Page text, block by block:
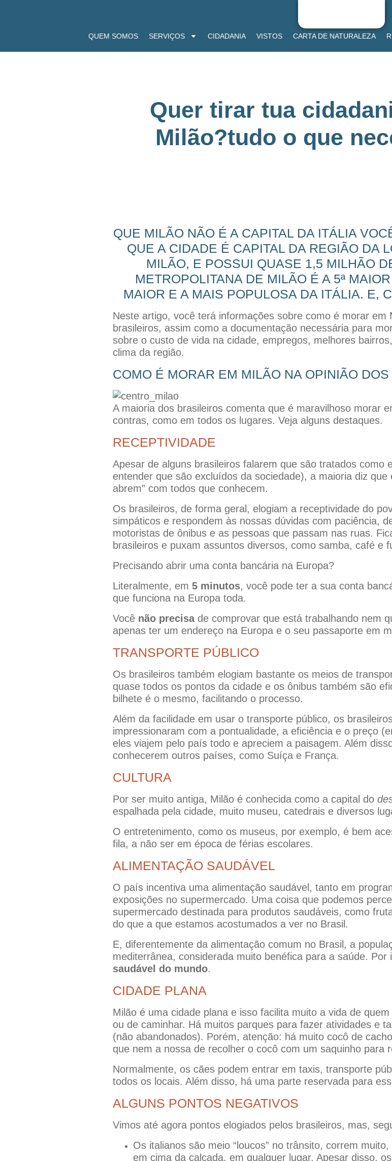
QUEM SOMOS SERVIÇOS CIDADANIA VISTOS CARTA DE NATURALEZA
Quer tirar tua
Milão?tudo o que
QUE MILÃO NÃO É A CAPITAL DA ITÁLIA
QUE A CIDADE É CAPITAL DA REGIÃO DA
MILÃO, E POSSUI QUASE 1,5 MILHÃO
METROPOLITANA DE MILÃO É A 5ª
MAIOR E A MAIS POPULOSA DA ITÁLIA. E,
Neste artigo, você terá informações sobre como é morar em
brasileiros, assim como a documentação necessária para
sobre o custo de vida na cidade, empregos, melhores
clima da região.
COMO É MORAR EM MILÃO NA OPINIÃO
A maioria dos brasileiros comenta que é maravilhoso morar
contras, como em todos os lugares. Veja alguns destaques.
RECEPTIVIDADE
Apesar de alguns brasileiros falarem que são tratados como
entender que são excluídos da sociedade), a maioria diz
abrem” com todos que conhecem.
Os brasileiros, de forma geral, elogiam a receptividade do
simpáticos e respondem às nossas dúvidas com paciência,
motoristas de ônibus e as pessoas que passam nas ruas.
brasileiros e puxam assuntos diversos, como samba, café e
Precisando abrir uma conta bancária na Europa?
Literalmente, em 5 minutos, você pode ter a sua conta
que funciona na Europa toda.
Você não precisade comprovar que está trabalhando nem
apenas ter um endereço na Europa e o seu passaporte em
TRANSPORTE PÚBLICO
Os brasileiros também elogiam bastante os meios de
quase todos os pontos da cidade e os ônibus também são
bilhete é o mesmo, facilitando o processo.
Além da facilidade em usar o transporte público, os
impressionaram com a pontualidade, a eficiência e o preço
eles viajem pelo país todo e apreciem a paisagem. Além
conhecerem outros países, como Suíça e França.
CULTURA
Por ser muito antiga, Milão é conhecida como a capital do
espalhada pela cidade, muito museu, catedrais e diversos
O entretenimento, como os museus, por exemplo, é bem
fila, a não ser em época de férias escolares.
ALIMENTAÇÃO SAUDÁVEL
O país incentiva uma alimentação saudável, tanto em
exposições no supermercado. Uma coisa que podemos
supermercado destinada para produtos saudáveis, como
do que a que estamos acostumados a ver no Brasil.
E, diferentemente da alimentação comum no Brasil, a
mediterrânea, considerada muito benéfica para a saúde.
saudável do mundo.
CIDADE PLANA
Milão é uma cidade plana e isso facilita muito a vida de
ou de caminhar. Há muitos parques para fazer atividades e
(não abandonados). Porém, atenção: há muito cocô de
que nem a nossa de recolher o cocô com um saquinho para
Normalmente, os cães podem entrar em taxis, transporte
todos os locais. Além disso, há uma parte reservada para
ALGUNS PONTOS NEGATIVOS
Vimos até agora pontos elogiados pelos brasileiros, mas,
Os italianos são meio “loucos” no trânsito, correm
em cima da calçada, em qualquer lugar. Apesar disso,